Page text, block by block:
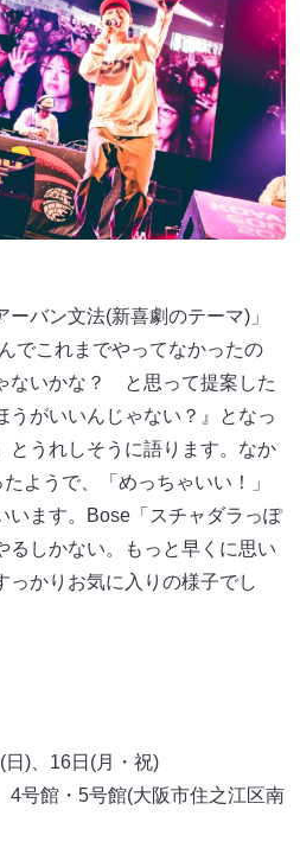
バン文法(新喜劇のテーマ)」
でこれまでやってなかったの
ないかな？ と思って提案した
うがいいんじゃない？』となっ
とうれしそうに語ります。なか
ようで、「めっちゃいい！」
います。Bose「スチャダラっぽ
るしかない。もっと早くに思い
っかりお気に入りの様子でし
日)、16日(月・祝)
号館・5号館(大阪市住之江区南